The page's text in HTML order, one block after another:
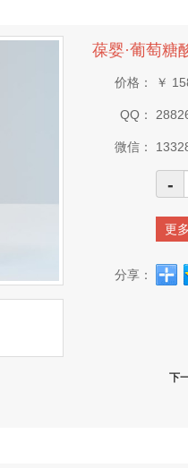
葆婴·葡萄糖
价格： ￥
QQ：
微信：
-
更
分享：
下